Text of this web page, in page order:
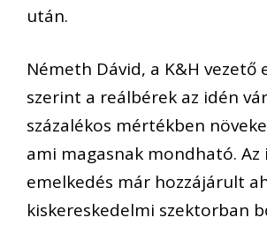
után.
Németh Dávid, a K&H vezető
szerint a reálbérek az idén
százalékos mértékben
ami magasnak mondható.
emelkedés már hozzájárult
kiskereskedelmi szektorban